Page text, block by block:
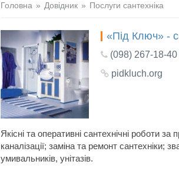
Головна Довідник Послуги сантехніка
«Під Ключ» -
(098) 267-18-40
pidkluch.org
Якісні та оперативні сантехнічні роботи
каналізації; заміна та ремонт сантехніки;
умивальників, унітазів.